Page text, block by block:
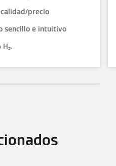
precio
sencillo e intuitivo